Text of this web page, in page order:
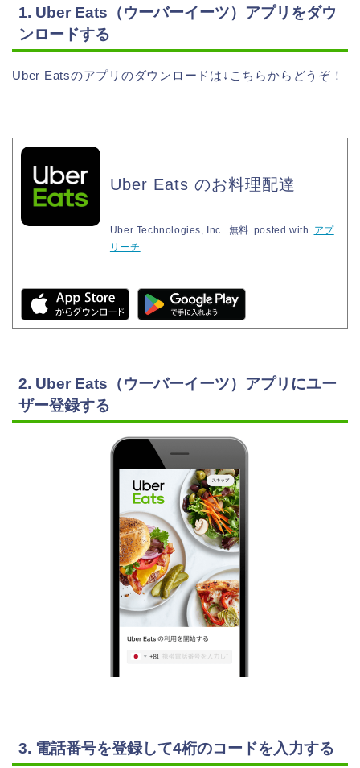
1. Uber Eats（ウーバーイーツ）アプリをダウ
ンロードする
Uber Eatsのアプリのダウンロードは↓こちらからどうぞ！
Uber Eats のお料理配達
Uber Technologies, Inc. 無料 posted with
アプ
リーチ
2. Uber Eats（ウーバーイーツ）アプリにユー
ザー登録する
3. 電話番号を登録して4桁のコードを入力する